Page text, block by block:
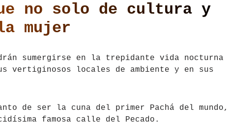
no solo de cultura y
mujer
sumergirse en la trepidante vida nocturna
vertiginosos locales de ambiente y en sus
de ser la cuna del primer Pachá del mundo,
famosa calle del Pecado.